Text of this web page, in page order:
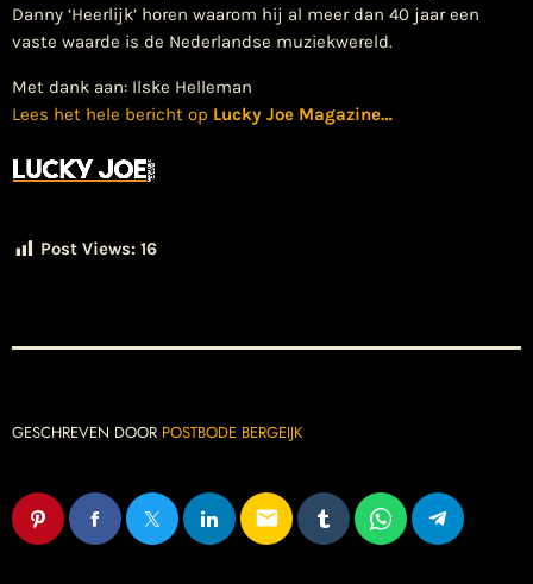
Danny ‘Heerlijk’ horen waarom hij al meer dan 40 jaar een
vaste waarde is de Nederlandse muziekwereld.
Met dank aan: Ilske Helleman
Lees het hele bericht op Lucky Joe Magazine…
Post Views: 16
GESCHREVEN DOOR POSTBODE BERGEIJK
email